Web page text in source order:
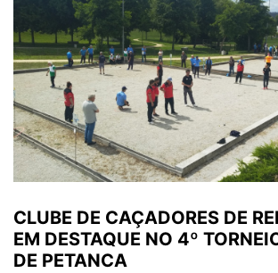
VILA
D'ESTE
COM
TRÊS
MEDALHAS
ESTE
FIM
DE
SEMANA
CLUBE DE CAÇADORES DE
EM DESTAQUE NO 4º
DE PETANCA